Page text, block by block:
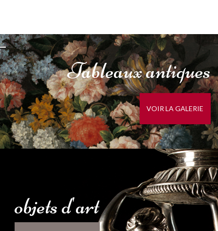
Tableauxantiques
VOIR LA GALERIE
objetsd'art